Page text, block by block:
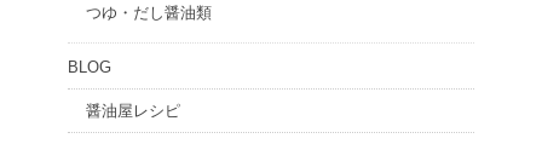
つゆ・だし醤油類
BLOG
醤油屋レシピ